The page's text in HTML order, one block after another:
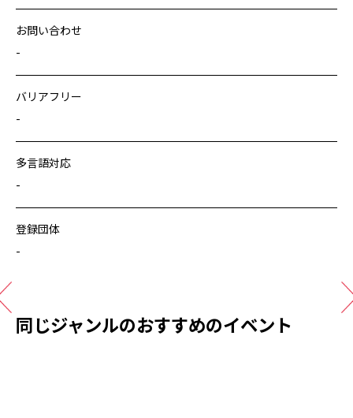
お問い合わせ
-
バリアフリー
-
多言語対応
-
登録団体
-
同じジャンルのおすすめのイベント